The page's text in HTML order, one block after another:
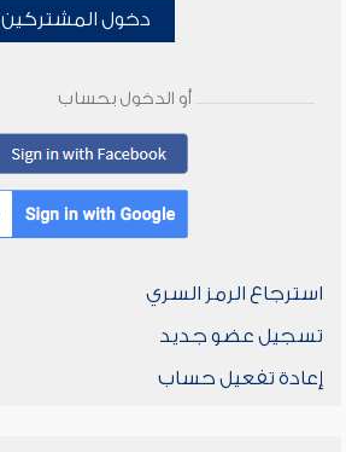
دخول المشتركين
أو الدخول بحساب
استرجاع الرمز السري
تسجيل عضو جديد
إعادة تفعيل حساب